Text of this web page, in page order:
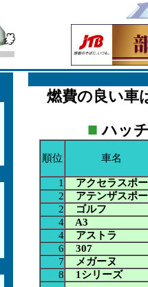
燃費の良い車
■ ハッ
順位 車名
1
アクセラスポ
2
アテンザスポ
2
ゴルフ
4
A3
4
アストラ
6
307
7
メガーヌ
8
1シリーズ